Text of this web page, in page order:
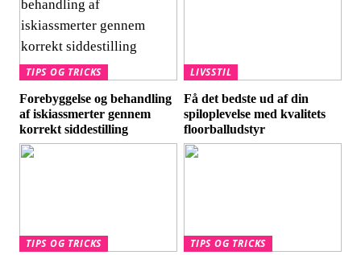
TIPS OG TRICKS
Forebyggelse og behandling
af iskiassmerter gennem
korrekt siddestilling
LIVSSTIL
Få det bedste ud af din
spiloplevelse med kvalitets
floorballudstyr
TIPS OG TRICKS
TIPS OG TRICKS